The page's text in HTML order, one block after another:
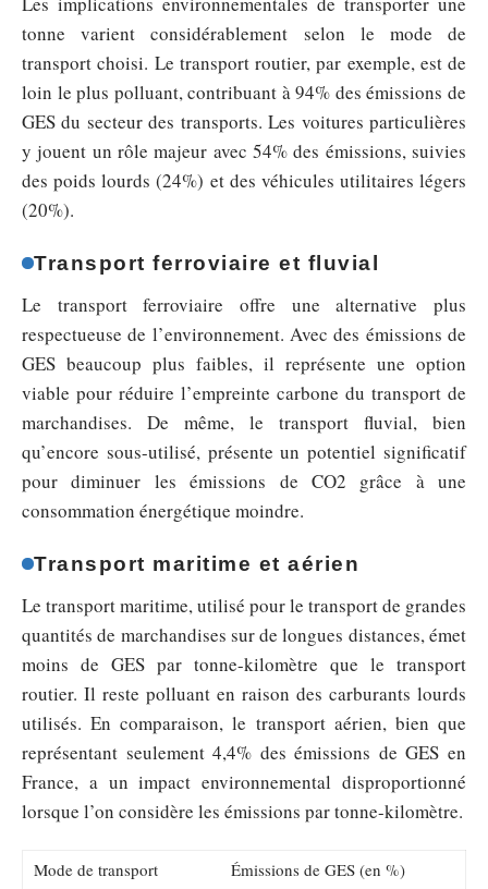
tonne varient considérablement selon le mode de
transport choisi. Le transport routier, par exemple, est de
loin le plus polluant, contribuant à 94% des émissions de
GES du secteur des transports. Les voitures particulières
y jouent un rôle majeur avec 54% des émissions, suivies
des poids lourds (24%) et des véhicules utilitaires légers
(20%).
Transport ferroviaire et fluvial
Le transport ferroviaire offre une alternative plus
respectueuse de l’environnement. Avec des émissions de
GES beaucoup plus faibles, il représente une option
viable pour réduire l’empreinte carbone du transport de
marchandises. De même, le transport fluvial, bien
qu’encore sous-utilisé, présente un potentiel significatif
pour diminuer les émissions de CO2 grâce à une
consommation énergétique moindre.
Transport maritime et aérien
Le transport maritime, utilisé pour le transport de grandes
quantités de marchandises sur de longues distances, émet
moins de GES par tonne-kilomètre que le transport
routier. Il reste polluant en raison des carburants lourds
utilisés. En comparaison, le transport aérien, bien que
représentant seulement 4,4% des émissions de GES en
France, a un impact environnemental disproportionné
lorsque l’on considère les émissions par tonne-kilomètre.
Mode de transport
Émissions de GES (en %)